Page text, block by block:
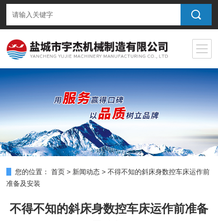
您的位置： 首页 > 新闻动态 >不得不知的斜床身数控车床运作前
准备及安装
不得不知的斜床身数控车床运作前准备